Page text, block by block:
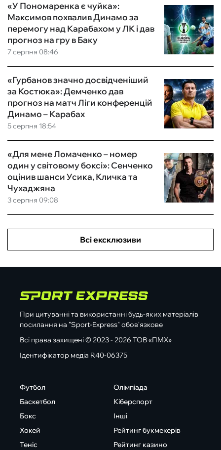
7 серпня 08:46
«У Пономаренка є чуйка»:
Максимов похвалив Динамо за
перемогу над Карабахом у ЛК і дав
прогноз на гру в Баку
5 серпня 18:54
«Гурбанов значно досвідченіший
за Костюка»: Демченко дав
прогноз на матч Ліги конференцій
Динамо – Карабах
3 серпня 09:08
«Для мене Ломаченко – номер
один у світовому боксі»: Сенченко
оцінив шанси Усика, Кличка та
Чухаджяна
Всі ексклюзиви
При цитуванні та використанні будь-яких матеріалів
посилання на "Sport-Express" обов'язкове
Всі права захищені © 2023 - 2026 ТОВ «ПМХ»
Ідентифікатор медіа R40-06375
Футбол
Баскетбол
Бокс
Хокей
Теніс
Олімпіада
Кіберспорт
Інші
Рейтинг букмекерів
Рейтинг казино